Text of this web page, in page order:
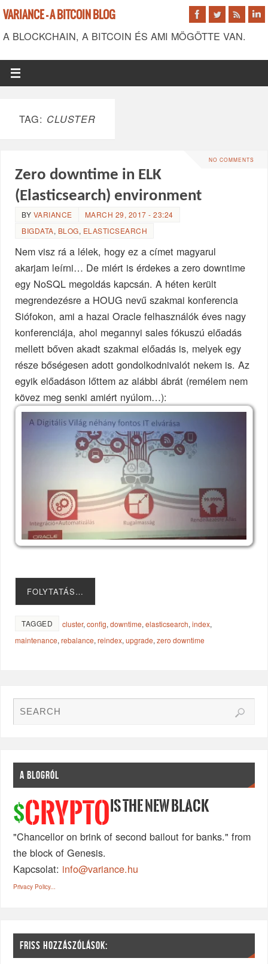
VARIANCE - A BITCOIN BLOG
A BLOCKCHAIN, A BITCOIN ÉS AMI MÖGÖTTE VAN.
TAG: CLUSTER
NO COMMENTS
Zero downtime in ELK
(Elasticsearch) environment
BY VARIANCE
MARCH 29, 2017 - 23:24
BIGDATA, BLOG, ELASTICSEARCH
Nem visz rá a lélek, hogy ez a címet magyarul
akarjam leírni… De miért is érdekes a zero downtime
egy NoSQL megoldás kapcsán. A héten került
megrendezésre a HOUG nevű szakmai konferencia
Siófokon, ami a hazai Oracle felhasználók éves nagy
konferenciája, ahol megannyi sales fókuszú előadás
mellett bőven akadt szakmai előadás is, melyek egy
része bőségesen adott gondolkodnivalót nekem is. Az
egyik előadáson lőttem az alábbi ábrát (remélem nem
kövez meg senki amiért nyúlom…):
FOLYTATÁS…
TAGGED cluster,config,downtime,elasticsearch,index,
maintenance,rebalance,reindex,upgrade,zero downtime
A BLOGRÓL
$CRYPTO IS THE NEW BLACK
"Chancellor on brink of second bailout for banks." from
the block of Genesis.
Kapcsolat: info@variance.hu
Privacy Policy...
FRISS HOZZÁSZÓLÁSOK: